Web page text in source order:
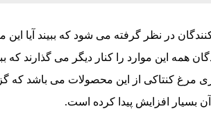
در نظر گرفته می‌ شود که ببیند آیا
همه این موارد را کنار دیگر می گذارند که
مرغ کنتاکی از این محصولات می باشد که
بسیار افزایش پیدا کرده است.